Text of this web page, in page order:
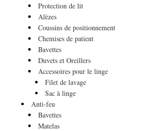
Protection de lit
Alèzes
Coussins de positionnement
Chemises de patient
Bavettes
Duvets et Oreillers
Accessoires pour le linge
Filet de lavage
Sac à linge
Anti-feu
Bavettes
Matelas